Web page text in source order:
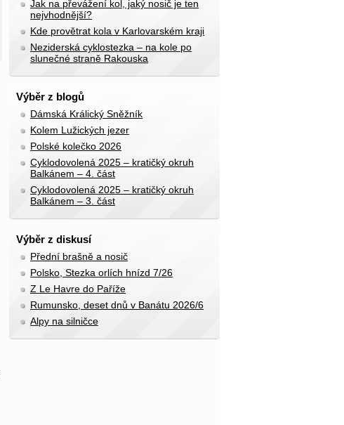
Jak na převážení kol, jaký nosič je ten
nejvhodnější?
Kde provětrat kola v Karlovarském kraji
Neziderská cyklostezka – na kole po
slunečné straně Rakouska
Výběr z blogů
Dámská Králický Sněžník
Kolem Lužických jezer
Polské kolečko 2026
Cyklodovolená 2025 – kratičký okruh
Balkánem – 4. část
Cyklodovolená 2025 – kratičký okruh
Balkánem – 3. část
Výběr z diskusí
Přední brašně a nosič
Polsko, Stezka orlích hnízd 7/26
Z Le Havre do Paříže
Rumunsko, deset dnů v Banátu 2026/6
Alpy na silničce